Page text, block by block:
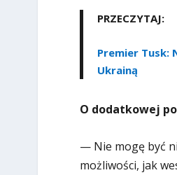
PRZECZYTAJ:
Premier Tusk:
Ukrainą
O dodatkowej
— Nie mogę być
możliwości, jak